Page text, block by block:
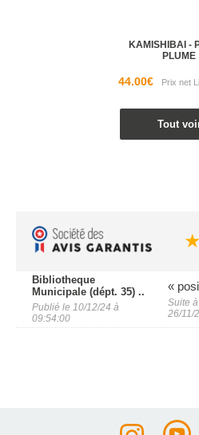
KAMISHIBAI -
PLUME
44.00€
★
Bibliotheque
Municipale (dépt. 35) ..
Publié le 10/12/24 à
09:54:00
«
Suite
26/11/